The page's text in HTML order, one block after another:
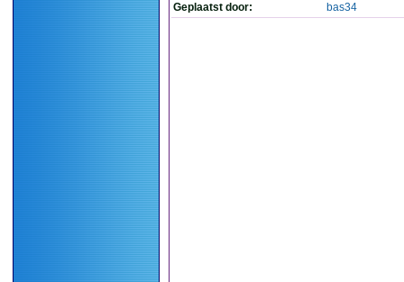
Geplaatst door: bas34